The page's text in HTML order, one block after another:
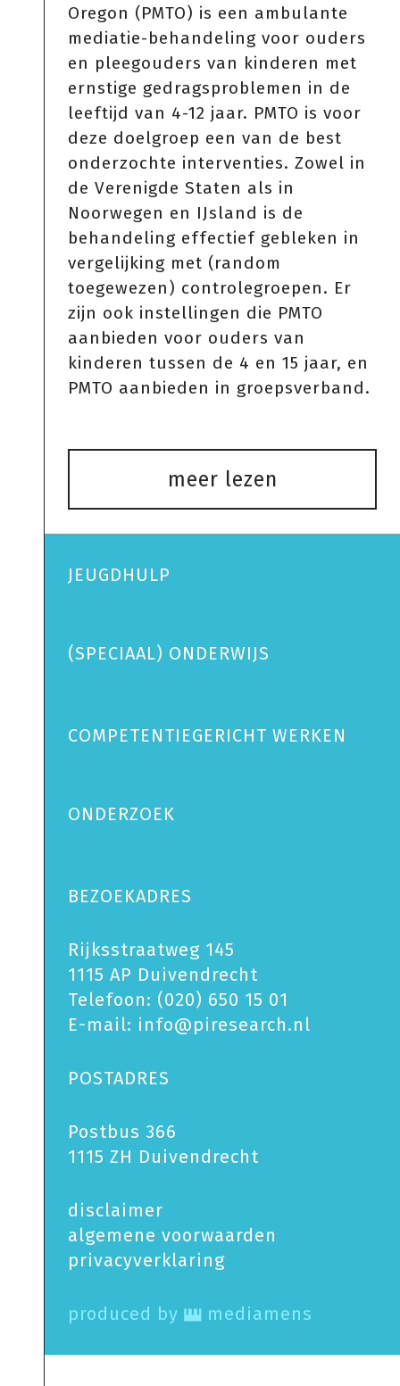
Oregon (PMTO) is een ambulante
mediatie-behandeling voor ouders
en pleegouders van kinderen met
ernstige gedragsproblemen in de
leeftijd van 4-12 jaar. PMTO is voor
deze doelgroep een van de best
onderzochte interventies. Zowel in
de Verenigde Staten als in
Noorwegen en IJsland is de
behandeling effectief gebleken in
vergelijking met (random
toegewezen) controlegroepen. Er
zijn ook instellingen die PMTO
aanbieden voor ouders van
kinderen tussen de 4 en 15 jaar, en
PMTO aanbieden in groepsverband.
meer lezen
JEUGDHULP
(SPECIAAL) ONDERWIJS
COMPETENTIEGERICHT WERKEN
ONDERZOEK
BEZOEKADRES
Rijksstraatweg 145
1115 AP Duivendrecht
Telefoon: (020) 650 15 01
E-mail: info@piresearch.nl
POSTADRES
Postbus 366
1115 ZH Duivendrecht
disclaimer
algemene voorwaarden
privacy­verklaring
produced by mediamens